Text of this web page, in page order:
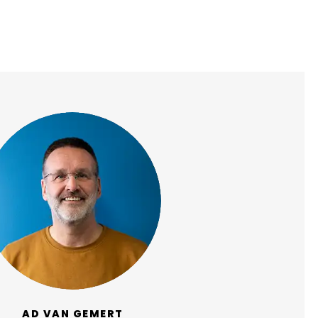
AD VAN GEMERT